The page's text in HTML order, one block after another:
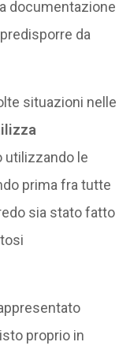
documentazione
da
situazioni nelle
utilizzando le
prima fra tutte
sia stato fatto
proprio in